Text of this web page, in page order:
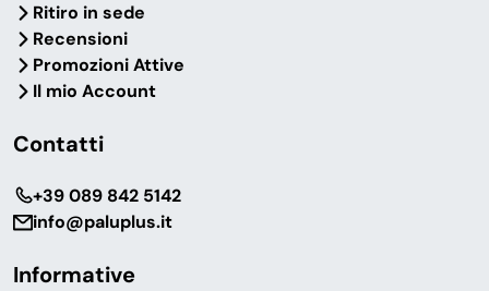
Ritiro in sede
Recensioni
Promozioni Attive
Il mio Account
Contatti
‎+39 089 842 5142
info@paluplus.it
Informative